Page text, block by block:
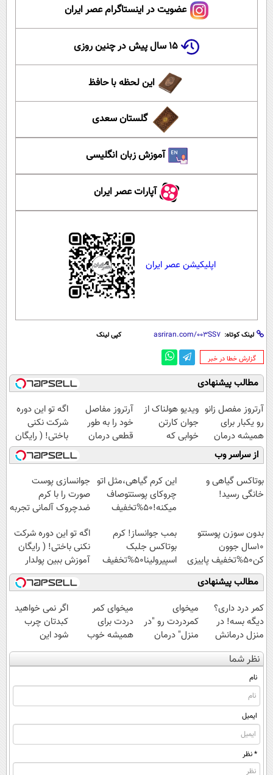
عضویت در اینستاگرام عصر ایران
۱۵ سال پیش در چنین روزی
این لحظه با حافظ
گلستان سعدی
آموزش زبان انگلیسی
آپارات عصر ایران
اپلیکیشن عصر ایران
لینک کوتاه: کپی لینک
‌گزارش خطا در خبر
مطالب پیشنهادی
آرتروز مفصل زانو
رو یکبار برای
همیشه درمان
کن!
◗پرسش‌نامه◖
ویدیو هولناک از
جوان کارتن
خوابی که
میلیاردر شد.
آموزش رایگان
آرتروز مفاصل
خود را به طور
قطعی درمان
کنید!
◗پرسش‌نامه◖
اگه تو این دوره
شرکت نکنی
باختی! ( رایگان
آموزش ببین
پولدار شی)
از سراسر وب
بوتاکس گیاهی و
خانگی رسید!
این کرم گیاهی،مثل اتو
چروکای پوستتوصاف
میکنه!50%تخفیف
جوانسازی پوست
صورت را با کرم
ضدچروک آلمانی تجربه
بدون سوزن پوستتو
10سال جوون
کن50%تخفیف پاییزی
بمب جوانساز! کرم
بوتاکس جلبک
اسپیرولینا50%تخفیف
اگه تو این دوره شرکت
نکنی باختی! ( رایگان
آموزش ببین پولدار
شی)
مطالب پیشنهادی
کمر درد داری؟
دیگه بسه! در
منزل درمانش
کن
(◀پرسش‌نامه)
میخوای
کمردردت رو "در
منزل" درمان
کنی؟ (◂فیلم +
◂پرسش‌نامه)
میخوای کمر
دردت برای
همیشه خوب
شه؟ ◀
پرسش‌نامه رو پر
اگر نمی خواهید
کبدتان چرب
شود این
نوشیدنی خوش
طعم را بنوشید
نظر شما
نام
ایمیل
* نظر